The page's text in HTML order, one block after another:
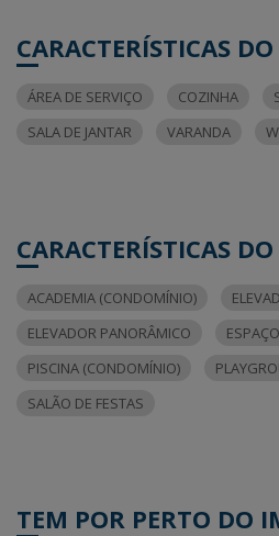
CARACTERÍSTICAS
ÁREA DE SERVIÇO COZINHA
SALA DE JANTAR
VARANDA
CARACTERÍSTICAS
ACADEMIA (CONDOMÍNIO)
ELEVADOR PANORÂMICO
PISCINA (CONDOMÍNIO)
SALÃO DE FESTAS
TEM POR PERTO DO